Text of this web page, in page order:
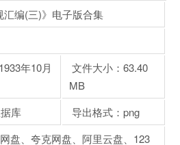
编(三)》电子版合集
年10月
文件大小：63.40
MB
库
导出格式：png
盘、夸克网盘、阿里云盘、123